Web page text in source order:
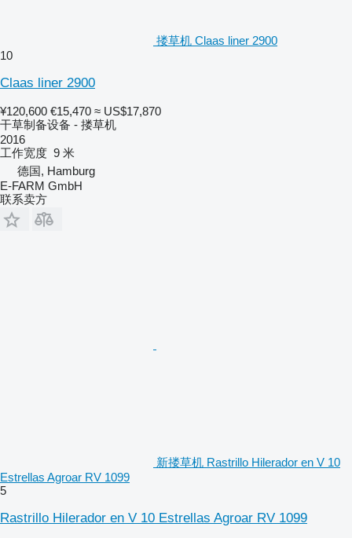
搂草机 Claas liner 2900
10
Claas liner 2900
¥120,600 €15,470 ≈ US$17,870
干草制备设备 - 搂草机
2016
工作宽度 9 米
德国, Hamburg
E-FARM GmbH
联系卖方
新搂草机 Rastrillo Hilerador en V 10
Estrellas Agroar RV 1099
5
Rastrillo Hilerador en V 10 Estrellas Agroar RV 1099